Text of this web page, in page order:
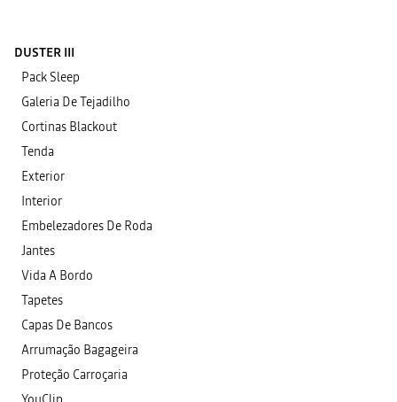
DUSTER III
Pack Sleep
Galeria De Tejadilho
Cortinas Blackout
Tenda
Exterior
Interior
Embelezadores De Roda
Jantes
Vida A Bordo
Tapetes
Capas De Bancos
Arrumação Bagageira
Proteção Carroçaria